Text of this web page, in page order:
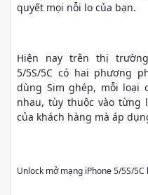
quyết mọi nỗi lo của bạn.
Hiện nay trên thị
5/5S/5C có hai phương
dùng Sim ghép, mỗi loại
nhau, tùy thuộc vào từng
của khách hàng mà áp
Unlock mở mạng iPhone 5/5S/5C